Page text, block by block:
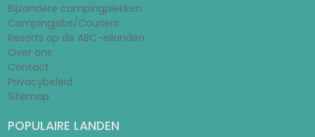
Bijzondere campingplekken
Campingjobs/Couriers
Resorts op de ABC-eilanden
Over ons
Contact
Privacybeleid
Sitemap
POPULAIRE LANDEN